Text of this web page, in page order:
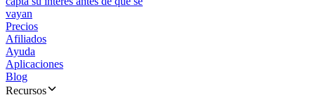
vayan
Precios
Afiliados
Ayuda
Aplicaciones
Blog
Recursos